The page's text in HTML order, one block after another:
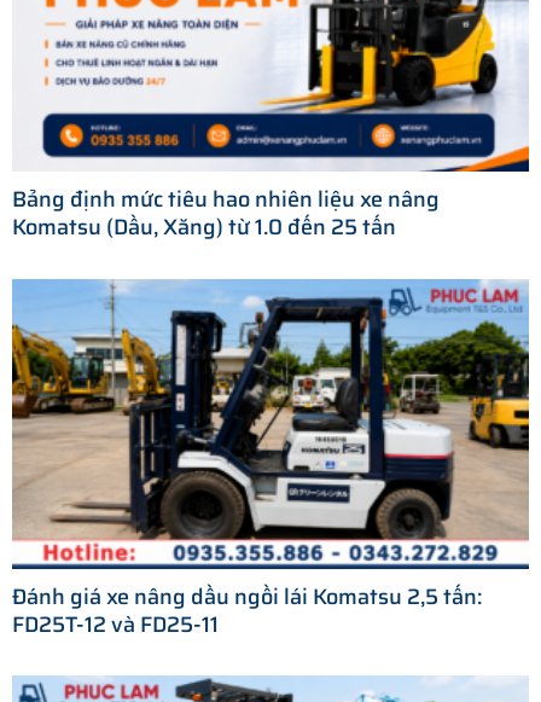
Bảng định mức tiêu hao nhiên liệu xe nâng
Komatsu (Dầu, Xăng) từ 1.0 đến 25 tấn
Đánh giá xe nâng dầu ngồi lái Komatsu 2,5 tấn:
FD25T-12 và FD25-11